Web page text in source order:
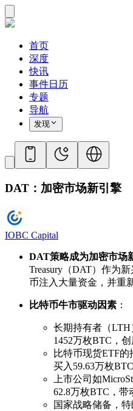
首页
深度
快讯
事件日历
专题
导航
发现
DAT：加密市场新引擎
IOBC Capital
DAT策略成为加密市场
Treasury（DAT）作为
币注入大量资金，并重
比特币牛市驱动因素 ：
长期持有者（LTH
1452万枚BTC，创
比特币现货ETF的
买入59.63万枚
上市公司如
62.8万枚BTC，带
国家战略储备，